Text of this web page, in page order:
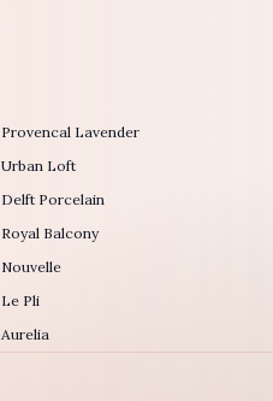
Provencal Lavender
Urban Loft
Delft Porcelain
Royal Balcony
Nouvelle
Le Pli
Aurelia